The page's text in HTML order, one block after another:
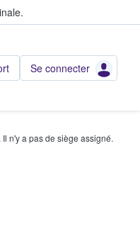
Se connecter
n'y a pas de siège assigné.